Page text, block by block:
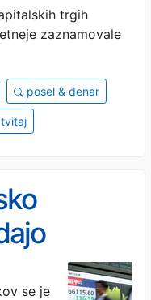
trgih
zaznamovale
posel & denar
se je